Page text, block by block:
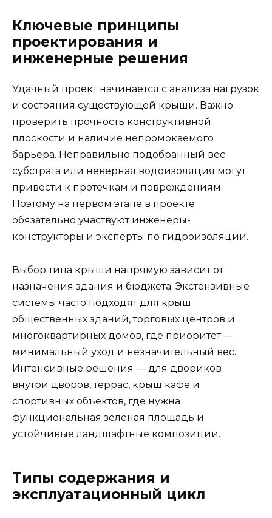
Ключевые принципы
проектирования и
инженерные решения
Удачный проект начинается с анализа нагрузок
и состояния существующей крыши. Важно
проверить прочность конструктивной
плоскости и наличие непромокаемого
барьера. Неправильно подобранный вес
субстрата или неверная водоизоляция могут
привести к протечкам и повреждениям.
Поэтому на первом этапе в проекте
обязательно участвуют инженеры-
конструкторы и эксперты по гидроизоляции.
Выбор типа крыши напрямую зависит от
назначения здания и бюджета. Экстензивные
системы часто подходят для крыш
общественных зданий, торговых центров и
многоквартирных домов, где приоритет —
минимальный уход и незначительный вес.
Интенсивные решения — для двориков
внутри дворов, террас, крыш кафе и
спортивных объектов, где нужна
функциональная зелёная площадь и
устойчивые ландшафтные композиции.
Типы содержания и
эксплуатационный цикл